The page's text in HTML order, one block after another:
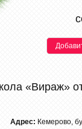
«Вираж»
Адрес: Кемерово,